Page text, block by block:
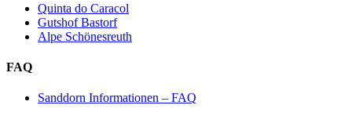
Quinta do Caracol
Gutshof Bastorf
Alpe Schönesreuth
FAQ
Sanddorn Informationen – FAQ